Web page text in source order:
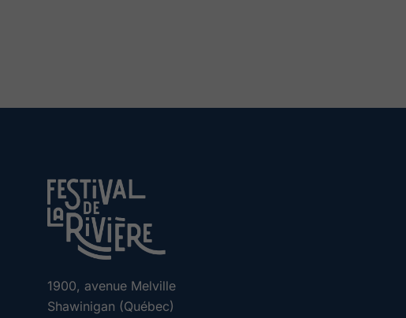
1900, avenue Melville
Shawinigan (Québec)